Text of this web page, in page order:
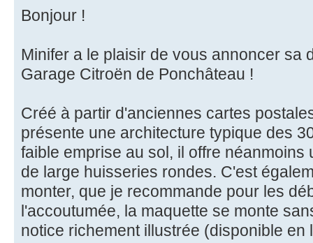
Bonjour !
Minifer a le plaisir de vous annoncer sa
Garage Citroën de Ponchâteau !
Créé à partir d'anciennes cartes
présente une architecture typique des
faible emprise au sol, il offre néanmoins
de large huisseries rondes. C'est
monter, que je recommande pour les
l'accoutumée, la maquette se monte
notice richement illustrée (disponible en